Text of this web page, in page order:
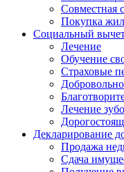
Совместная
Покупка
Социальный
Лечение
Обучение
Страховые
Лечение
Декларирование
Продажа
Сдача